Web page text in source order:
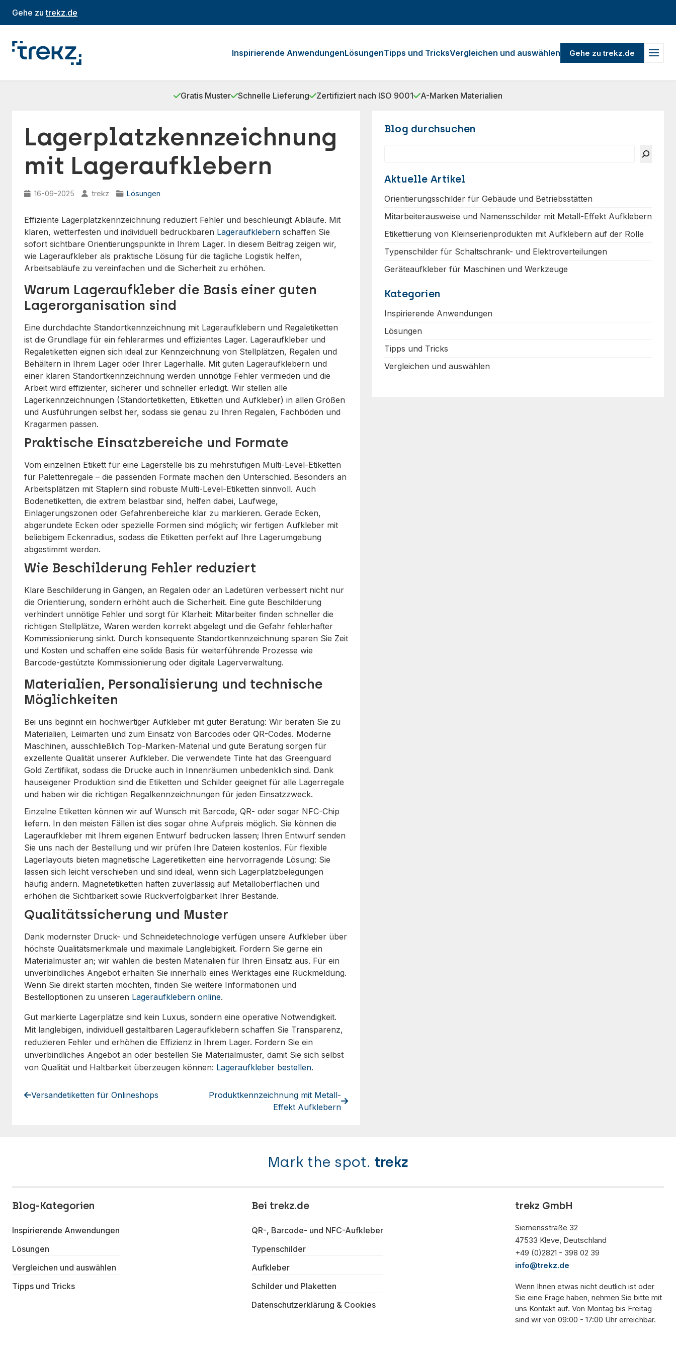
Gehe zutrekz.de
Inspirierende AnwendungenLösungenTipps und TricksVergleichen und auswählen Gehe zu trekz.de
Gratis Muster Schnelle Lieferung Zertifiziert nach ISO 9001 A-Marken Materialien
Lagerplatzkennzeichnung
mit Lageraufklebern
16-09-2025 trekz Lösungen
Effiziente Lagerplatzkennzeichnung reduziert Fehler und beschleunigt Abläufe. Mit
klaren, wetterfesten und individuell bedruckbaren Lageraufklebern schaffen Sie
sofort sichtbare Orientierungspunkte in Ihrem Lager. In diesem Beitrag zeigen wir,
wie Lageraufkleber als praktische Lösung für die tägliche Logistik helfen,
Arbeitsabläufe zu vereinfachen und die Sicherheit zu erhöhen.
Warum Lageraufkleber die Basis einer guten
Lagerorganisation sind
Eine durchdachte Standortkennzeichnung mit Lageraufklebern und Regaletiketten
ist die Grundlage für ein fehlerarmes und effizientes Lager. Lageraufkleber und
Regaletiketten eignen sich ideal zur Kennzeichnung von Stellplätzen, Regalen und
Behältern in Ihrem Lager oder Ihrer Lagerhalle. Mit guten Lageraufklebern und
einer klaren Standortkennzeichnung werden unnötige Fehler vermieden und die
Arbeit wird effizienter, sicherer und schneller erledigt. Wir stellen alle
Lagerkennzeichnungen (Standortetiketten, Etiketten und Aufkleber) in allen Größen
und Ausführungen selbst her, sodass sie genau zu Ihren Regalen, Fachböden und
Kragarmen passen.
Praktische Einsatzbereiche und Formate
Vom einzelnen Etikett für eine Lagerstelle bis zu mehrstufigen Multi-Level-Etiketten
für Palettenregale – die passenden Formate machen den Unterschied. Besonders an
Arbeitsplätzen mit Staplern sind robuste Multi-Level-Etiketten sinnvoll. Auch
Bodenetiketten, die extrem belastbar sind, helfen dabei, Laufwege,
Einlagerungszonen oder Gefahrenbereiche klar zu markieren. Gerade Ecken,
abgerundete Ecken oder spezielle Formen sind möglich; wir fertigen Aufkleber mit
beliebigem Eckenradius, sodass die Etiketten perfekt auf Ihre Lagerumgebung
abgestimmt werden.
Wie Beschilderung Fehler reduziert
Klare Beschilderung in Gängen, an Regalen oder an Ladetüren verbessert nicht nur
die Orientierung, sondern erhöht auch die Sicherheit. Eine gute Beschilderung
verhindert unnötige Fehler und sorgt für Klarheit: Mitarbeiter finden schneller die
richtigen Stellplätze, Waren werden korrekt abgelegt und die Gefahr fehlerhafter
Kommissionierung sinkt. Durch konsequente Standortkennzeichnung sparen Sie Zeit
und Kosten und schaffen eine solide Basis für weiterführende Prozesse wie
Barcode-gestützte Kommissionierung oder digitale Lagerverwaltung.
Materialien, Personalisierung und technische
Möglichkeiten
Bei uns beginnt ein hochwertiger Aufkleber mit guter Beratung: Wir beraten Sie zu
Materialien, Leimarten und zum Einsatz von Barcodes oder QR-Codes. Moderne
Maschinen, ausschließlich Top-Marken-Material und gute Beratung sorgen für
exzellente Qualität unserer Aufkleber. Die verwendete Tinte hat das Greenguard
Gold Zertifikat, sodass die Drucke auch in Innenräumen unbedenklich sind. Dank
hauseigener Produktion sind die Etiketten und Schilder geeignet für alle Lagerregale
und haben wir die richtigen Regalkennzeichnungen für jeden Einsatzzweck.
Einzelne Etiketten können wir auf Wunsch mit Barcode, QR- oder sogar NFC-Chip
liefern. In den meisten Fällen ist dies sogar ohne Aufpreis möglich. Sie können die
Lageraufkleber mit Ihrem eigenen Entwurf bedrucken lassen; Ihren Entwurf senden
Sie uns nach der Bestellung und wir prüfen Ihre Dateien kostenlos. Für flexible
Lagerlayouts bieten magnetische Lageretiketten eine hervorragende Lösung: Sie
lassen sich leicht verschieben und sind ideal, wenn sich Lagerplatzbelegungen
häufig ändern. Magnetetiketten haften zuverlässig auf Metalloberflächen und
erhöhen die Sichtbarkeit sowie Rückverfolgbarkeit Ihrer Bestände.
Qualitätssicherung und Muster
Dank modernster Druck- und Schneidetechnologie verfügen unsere Aufkleber über
höchste Qualitätsmerkmale und maximale Langlebigkeit. Fordern Sie gerne ein
Materialmuster an; wir wählen die besten Materialien für Ihren Einsatz aus. Für ein
unverbindliches Angebot erhalten Sie innerhalb eines Werktages eine Rückmeldung.
Wenn Sie direkt starten möchten, finden Sie weitere Informationen und
Bestelloptionen zu unseren Lageraufklebern online.
Gut markierte Lagerplätze sind kein Luxus, sondern eine operative Notwendigkeit.
Mit langlebigen, individuell gestaltbaren Lageraufklebern schaffen Sie Transparenz,
reduzieren Fehler und erhöhen die Effizienz in Ihrem Lager. Fordern Sie ein
unverbindliches Angebot an oder bestellen Sie Materialmuster, damit Sie sich selbst
von Qualität und Haltbarkeit überzeugen können: Lageraufkleber bestellen.
Versandetiketten für Onlineshops
Produktkennzeichnung mit Metall-
Effekt Aufklebern
Blog durchsuchen
Aktuelle Artikel
Orientierungsschilder für Gebäude und Betriebsstätten
Mitarbeiterausweise und Namensschilder mit Metall-Effekt Aufklebern
Etikettierung von Kleinserienprodukten mit Aufklebern auf der Rolle
Typenschilder für Schaltschrank- und Elektroverteilungen
Geräteaufkleber für Maschinen und Werkzeuge
Kategorien
Inspirierende Anwendungen
Lösungen
Tipps und Tricks
Vergleichen und auswählen
Mark the spot. trekz
Blog-Kategorien
Inspirierende Anwendungen
Lösungen
Vergleichen und auswählen
Tipps und Tricks
Bei trekz.de
QR-, Barcode- und NFC-Aufkleber
Typenschilder
Aufkleber
Schilder und Plaketten
Datenschutzerklärung & Cookies
trekz GmbH
Siemensstraße 32
47533 Kleve, Deutschland
+49 (0)2821 - 398 02 39
info@trekz.de
Wenn Ihnen etwas nicht deutlich ist oder
Sie eine Frage haben, nehmen Sie bitte mit
uns Kontakt auf. Von Montag bis Freitag
sind wir von 09:00 - 17:00 Uhr erreichbar.